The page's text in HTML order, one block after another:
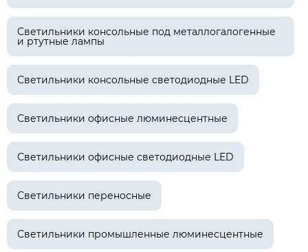
Светильники консольные под металлогалогенные
и ртутные лампы
Светильники консольные светодиодные LED
Светильники офисные люминесцентные
Светильники офисные светодиодные LED
Светильники переносные
Светильники промышленные люминесцентные